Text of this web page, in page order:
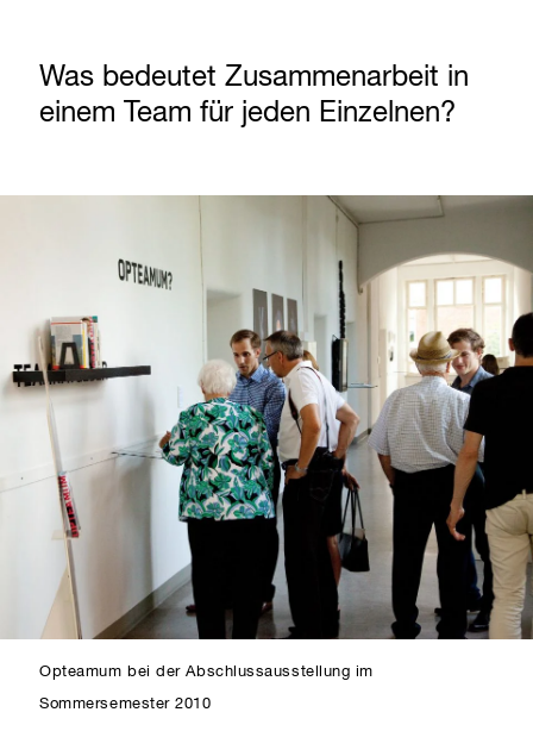
Was bedeutet Zusammenarbeit in
einem Team für jeden Einzelnen?
Opteamum bei der Abschlussausstellung im
Sommersemester 2010